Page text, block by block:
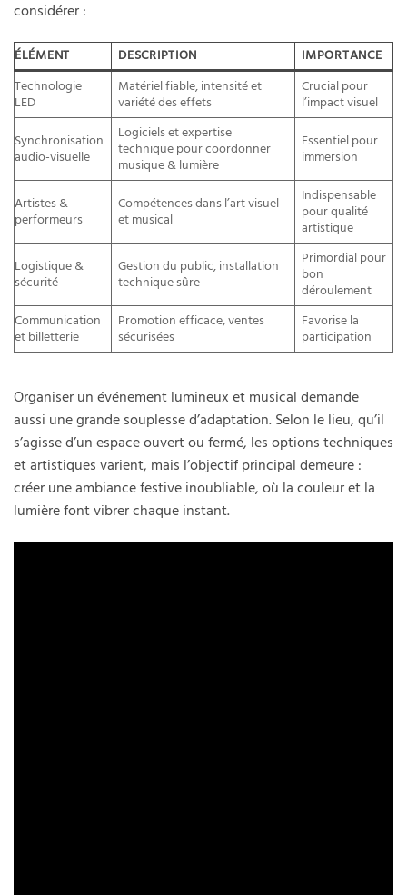
considérer :
ÉLÉMENT DESCRIPTION
IMPORTANCE
Technologie
LED
Matériel fiable, intensité et
variété des effets
Crucial pour
l’impact visuel
Synchronisation
audio-visuelle
Logiciels et expertise
technique pour coordonner
musique & lumière
Essentiel pour
immersion
Artistes &
performeurs
Compétences dans l’art visuel
et musical
Indispensable
pour qualité
artistique
Logistique &
sécurité
Gestion du public, installation
technique sûre
Primordial pour
bon
déroulement
Communication
et billetterie
Promotion efficace, ventes
sécurisées
Favorise la
participation
Organiser un événement lumineux et musical demande
aussi une grande souplesse d’adaptation. Selon le lieu, qu’il
s’agisse d’un espace ouvert ou fermé, les options techniques
et artistiques varient, mais l’objectif principal demeure :
créer une ambiance festive inoubliable, où la couleur et la
lumière font vibrer chaque instant.